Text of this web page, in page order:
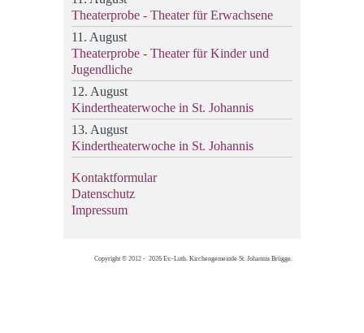
Theaterprobe - Theater für Erwachsene
11. August
Theaterprobe - Theater für Kinder und
Jugendliche
12. August
Kindertheaterwoche in St. Johannis
13. August
Kindertheaterwoche in St. Johannis
Kontaktformular
Datenschutz
Impressum
Copyright © 2012 - 2026 Ev.-Luth. Kirchengemeinde St. Johannis Brügge.